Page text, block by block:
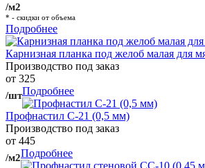
/м2
* - скидки от объема
Подробнее
Карнизная планка под желоб малая для
Производство под заказ
от 325
/штПодробнее
Профнастил С-21 (0,5 мм)
Производство под заказ
от 445
/м2Подробнее